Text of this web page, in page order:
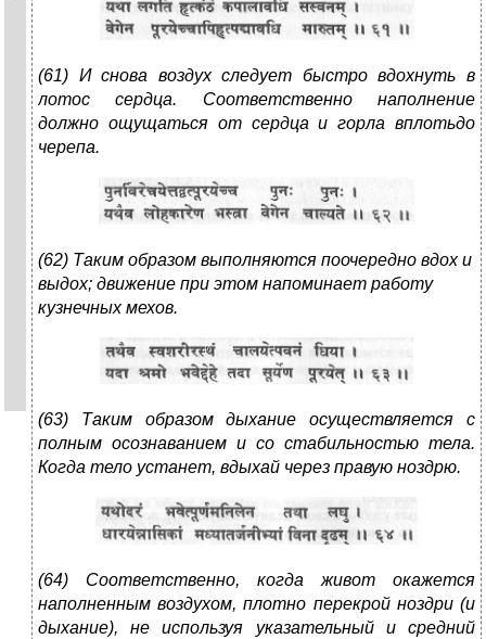
(61) И снова воздух следует быстро вдохнуть в
лотос сердца. Соответственно наполнение
должно ощущаться от сердца и горла вплотьдо
черепа.
(62) Таким образом выполняются поочередно вдох и
выдох; движение при этом напоминает работу
кузнечных мехов.
(63) Таким образом дыхание осуществляется с
полным осознаванием и со стабильностью тела.
Когда тело устанет, вдыхай через правую ноздрю.
(64) Соответственно, когда живот окажется
наполненным воздухом, плотно перекрой ноздри (и
дыхание), не используя указательный и средний